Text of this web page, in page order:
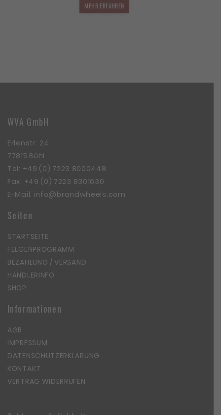
MEHR ERFAHREN
WVA GmbH
Erlenstr. 24
77815 Bühl
Tel: +49 (0) 7223 8000448
Fax: +49 (0) 7223 8301630
E-Mail: info@brandwheels.com
Seiten
STARTSEITE
FELGENPROGRAMM
BEZAHLUNG / VERSAND
HÄNDLERINFO
SHOP
Informationen
AGB
IMPRESSUM
DATENSCHUTZERKLÄRUNG
KONTAKT
VERTRAG WIDERRUFEN